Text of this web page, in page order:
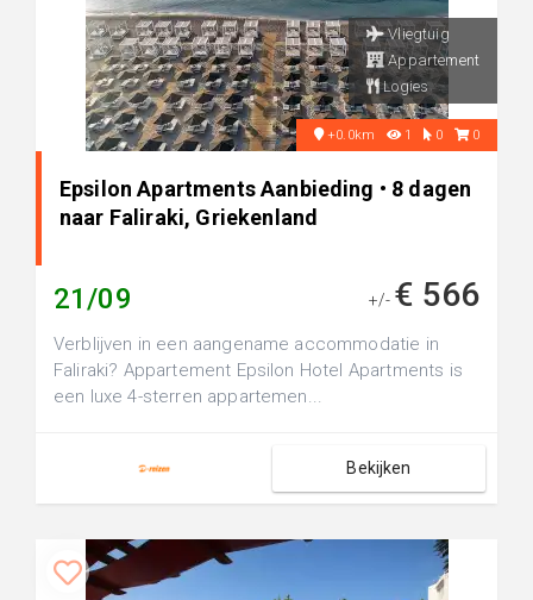
Vliegtuig
Appartement
Logies
+0.0km 1 0 0
Epsilon Apartments Aanbieding • 8 dagen
naar Faliraki, Griekenland
21/09 +/- € 566
Verblijven in een aangename accommodatie in
Faliraki? Appartement Epsilon Hotel Apartments is
een luxe 4-sterren appartemen...
Bekijken